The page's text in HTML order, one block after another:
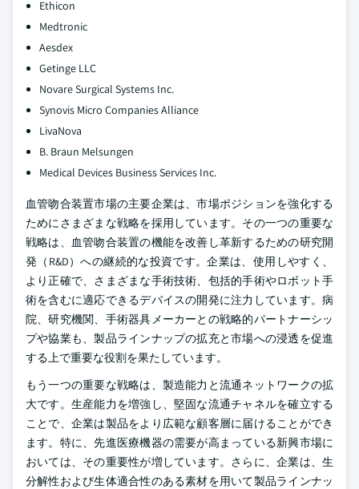
Ethicon
Medtronic
Aesdex
Getinge LLC
Novare Surgical Systems Inc.
Synovis Micro Companies Alliance
LivaNova
B. Braun Melsungen
Medical Devices Business Services Inc.
血管吻合装置市場の主要企業は、市場ポジションを強化する
ためにさまざまな戦略を採用しています。その一つの重要な
戦略は、血管吻合装置の機能を改善し革新するための研究開
発（R&D）への継続的な投資です。企業は、使用しやすく、
より正確で、さまざまな手術技術、包括的手術やロボット手
術を含むに適応できるデバイスの開発に注力しています。病
院、研究機関、手術器具メーカーとの戦略的パートナーシッ
プや協業も、製品ラインナップの拡充と市場への浸透を促進
する上で重要な役割を果たしています。
もう一つの重要な戦略は、製造能力と流通ネットワークの拡
大です。生産能力を増強し、堅固な流通チャネルを確立する
ことで、企業は製品をより広範な顧客層に届けることができ
ます。特に、先進医療機器の需要が高まっている新興市場に
おいては、その重要性が増しています。さらに、企業は、生
分解性および生体適合性のある素材を用いて製品ラインナッ